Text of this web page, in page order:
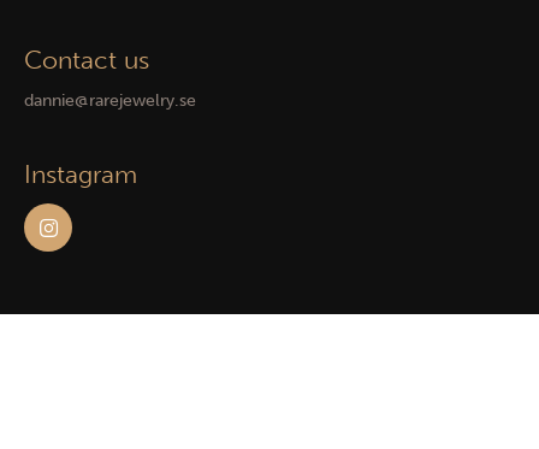
Contact us
dannie@rarejewelry.se
Instagram